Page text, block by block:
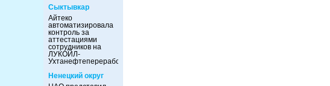
Сыктывкар
Айтеко
автоматизировала
контроль за
аттестациями
сотрудников на
ЛУКОЙЛ-
Ухтанефтепереработка
Ненецкий округ